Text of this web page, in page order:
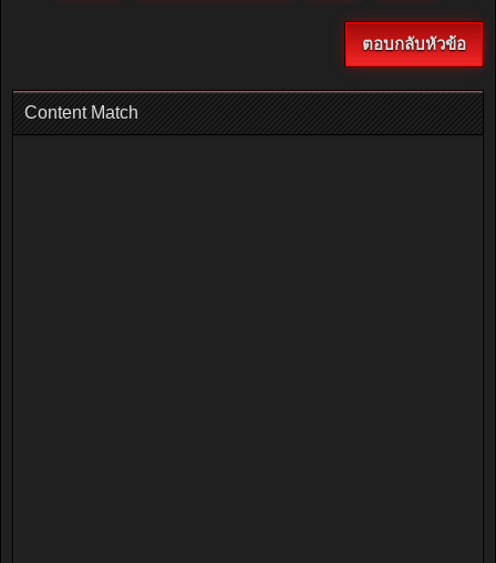
ตอบกลับหัวข้อ
Content Match